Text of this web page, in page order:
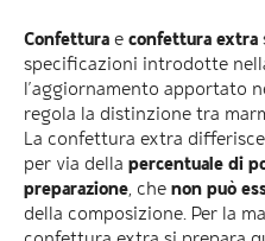
Confettura e confettura extra
specificazioni introdotte
l’aggiornamento apportato
regola la distinzione tra
La confettura extra
per via della percentuale di
preparazione, che non può
della composizione. Per la